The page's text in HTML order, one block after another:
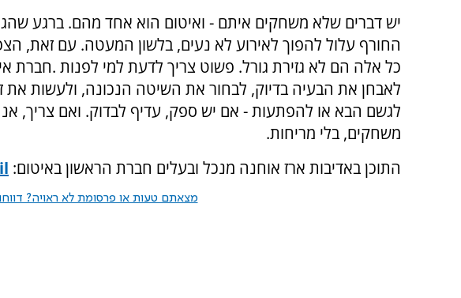
יש דברים שלא משחקים איתם - ואיטום הוא אחד מהם. ברגע
החורף עלול להפוך לאירוע לא נעים, בלשון המעטה. עם זאת,
כל אלה הם לא גזירת גורל. פשוט צריך לדעת למי לפנות .חברת
לאבחן את הבעיה בדיוק, לבחור את השיטה הנכונה, ולעשות את
לגשם הבא או להפתעות - אם יש ספק, עדיף לבדוק. ואם צריך,
משחקים, בלי מריחות.
התוכן באדיבות ארז אוחנה מנכל ובעלים חברת הראשון באיטום:
מצאתם טעות או פרסומת לא ראויה? דווחו